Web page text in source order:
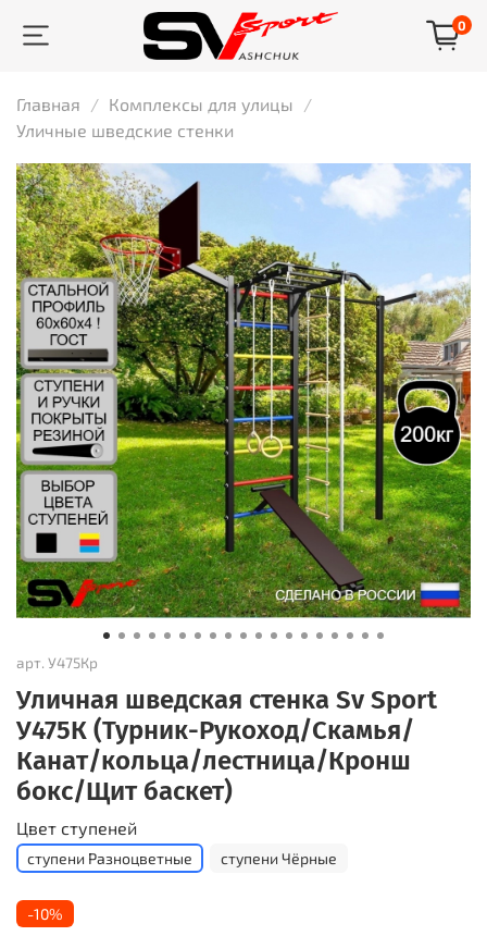
0
Главная
Комплексы для улицы
Уличные шведские стенки
арт. У475Кр
Уличная шведская стенка Sv Sport
У475К (Турник-Рукоход/Скамья/
Канат/кольца/лестница/Кронш
бокс/Щит баскет)
Цвет ступеней
ступени Разноцветные ступени Чёрные
-10%